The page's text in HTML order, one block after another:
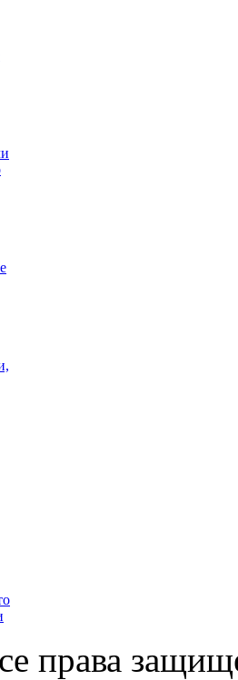
права